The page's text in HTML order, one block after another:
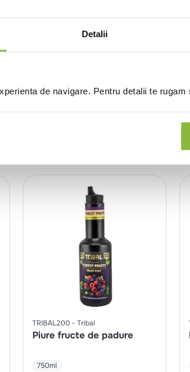
Detalii
de navigare. Pentru detalii te rugam
TRIBAL200 Tribal
Piure fructe de padure
750ml